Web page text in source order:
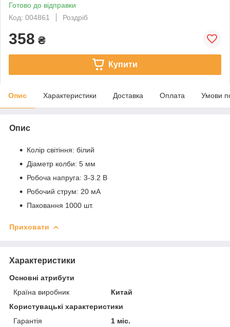
Готово до відправки
Код: 004861
Роздріб
358 ₴
Купити
Опис Характеристики Доставка Оплата Умови
Опис
Колір світіння: білий
Діаметр колби: 5 мм
Робоча напруга: 3-3.2 В
Робочий струм: 20 мА
Паковання 1000 шт.
Приховати
Характеристики
Основні атрибути
Країна виробник
Китай
Користувацькi характеристики
Гарантія
1 міс.